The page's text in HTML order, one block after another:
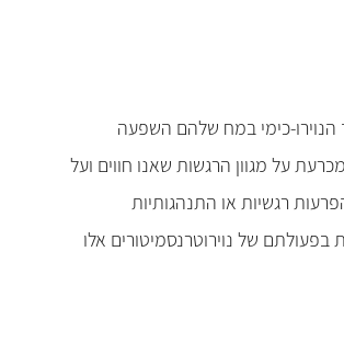
הנוירו-כימי במח שלהם השפעה
על מגוון הרגשות שאנו חווים ועל
רגשיות או התנהגותיות
בפעולתם של נוירוטרנסמיטורים אלו